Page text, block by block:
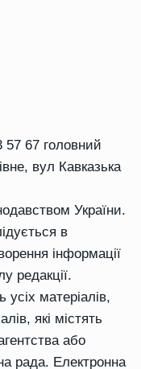
57 67 головний
вул Кавказька
України.
в
інформації
редакції.
усіх матеріалів,
які містять
або
рада. Електронна